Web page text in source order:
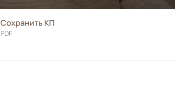
Сохранить КП
PDF